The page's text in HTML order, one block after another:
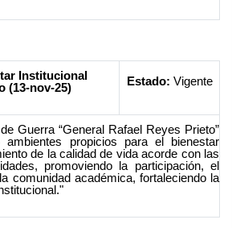
Institucional
(13-nov-25)
Estado: Vigente
Guerra “General Rafael Reyes Prieto”
propicios para el bienestar
de la calidad de vida acorde con las
promoviendo la participación, el
comunidad académica, fortaleciendo la